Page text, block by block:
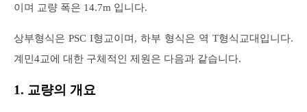
이며 교량 폭은 14.7m 입니다.
상부형식은 PSC I형교이며, 하부 형식은 역 T형식교대입니다.
계민4교에 대한 구체적인 제원은 다음과 같습니다.
1. 교량의 개요